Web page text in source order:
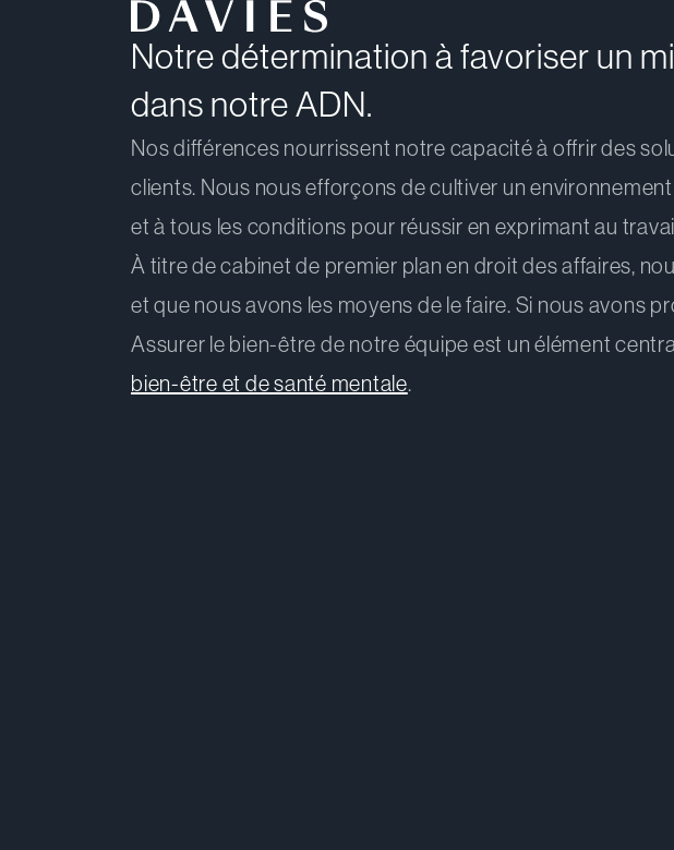
Notre détermination à favoriser un
dans notre ADN.
Nos différences nourrissent notre capacité à offrir des
clients. Nous nous efforçons de cultiver un
et à tous les conditions pour réussir en exprimant au
À titre de cabinet de premier plan en droit des affaires,
et que nous avons les moyens de le faire. Si nous avons
Assurer le bien-être de notre équipe est un élément
bien-être et de santé mentale.